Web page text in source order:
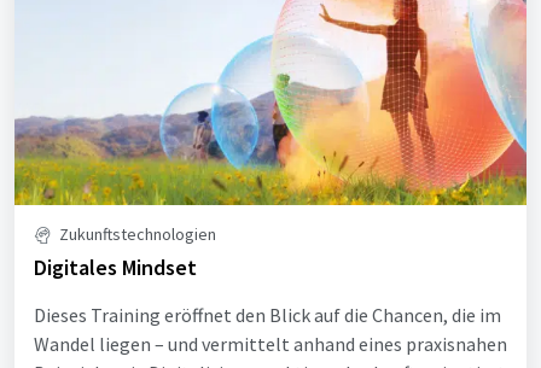
Zukunftstechnologien
Digitales Mindset
Dieses Training eröffnet den Blick auf die Chancen, die im
Wandel liegen – und vermittelt anhand eines praxisnahen